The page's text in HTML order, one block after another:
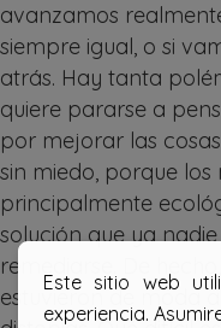
avanzamos
siempre igual, o si
atrás. Hay tanta
quiere pararse a
por mejorar las
sin miedo, porque los
principalmente
solución que ya
remediarse. De
estuvieron de moda
Este sitio web
experiencia.